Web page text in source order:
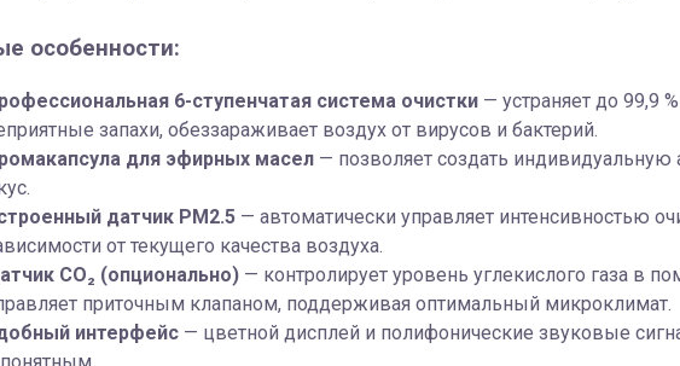
особенности:
6-ступенчатая система очистки — устраняет до 99,9
запахи, обеззараживает воздух от вирусов и бактерий.
для эфирных масел — позволяет создать
датчик PM2.5 — автоматически управляет интенсивностью
от текущего качества воздуха.
CO₂ (опционально) — контролирует уровень углекислого газа в
приточным клапаном, поддерживая оптимальный микроклимат.
интерфейс — цветной дисплей и полифонические звуковые